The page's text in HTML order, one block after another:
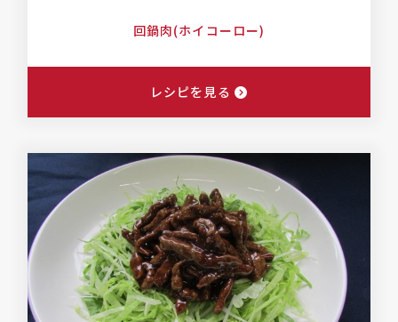
回鍋肉(ホイコーロー)
レシピを見る